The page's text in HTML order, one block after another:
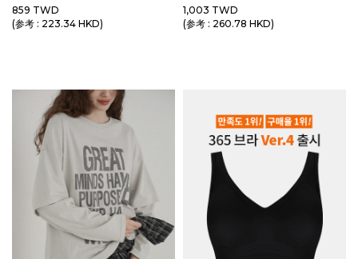
859 TWD
(参考 : 223.34 HKD)
1,003 TWD
(参考 : 260.78 HKD)